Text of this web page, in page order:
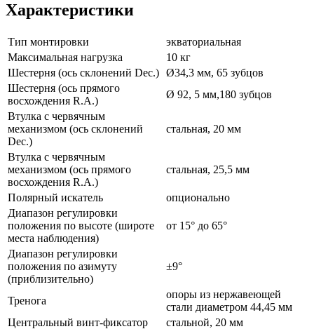
Характеристики
Тип монтировки
экваториальная
Максимальная нагрузка
10 кг
Шестерня (ось склонений Dec.) Ø34,3 мм, 65 зубцов
Шестерня (ось прямого
восхождения R.A.)
Ø 92, 5 мм,180 зубцов
Втулка с червячным
механизмом (ось склонений
Dec.)
стальная, 20 мм
Втулка с червячным
механизмом (ось прямого
восхождения R.A.)
стальная, 25,5 мм
Полярный искатель
опционально
Диапазон регулировки
положения по высоте (широте
места наблюдения)
от 15° до 65°
Диапазон регулировки
положения по азимуту
(приблизительно)
±9°
Тренога
опоры из нержавеющей
стали диаметром 44,45 мм
Центральный винт-фиксатор
стальной, 20 мм